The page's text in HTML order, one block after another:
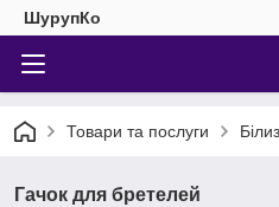
ШурупКо
Товари та послуги
Гачок для бретелей